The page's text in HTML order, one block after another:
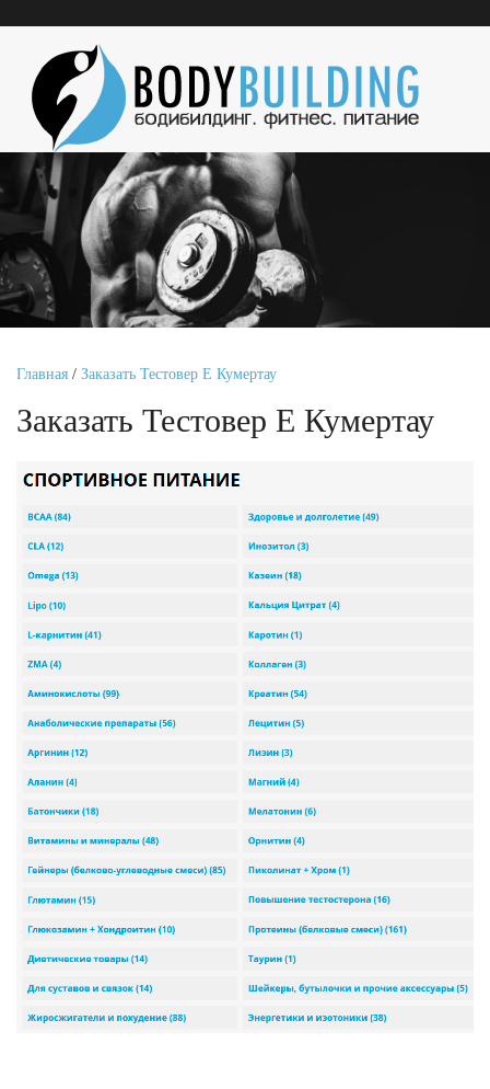
Главная / Заказать Тестовер Е Кумертау
Заказать Тестовер Е Кумертау